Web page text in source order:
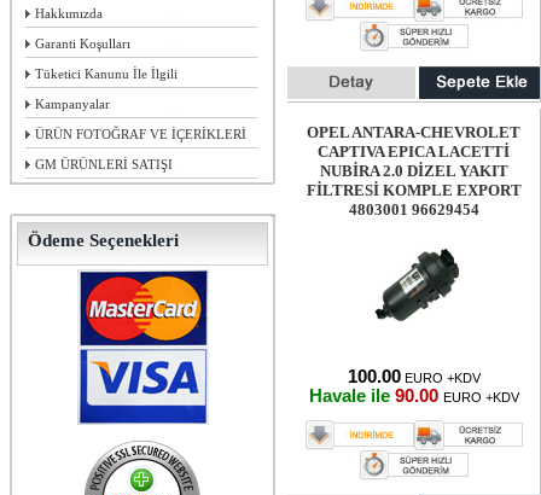
Hakkımızda
Garanti Koşulları
Tüketici Kanunu İle İlgili
Kampanyalar
ÜRÜN FOTOĞRAF VE İÇERİKLERİ
GM ÜRÜNLERİ SATIŞI
Ödeme Seçenekleri
OPEL ANTARA-CHEVROLET
CAPTIVA EPICA LACETTİ
NUBİRA 2.0 DİZEL YAKIT
FİLTRESİ KOMPLE EXPORT
4803001 96629454
100.00 EURO +KDV
Havale ile 90.00 EURO +KDV